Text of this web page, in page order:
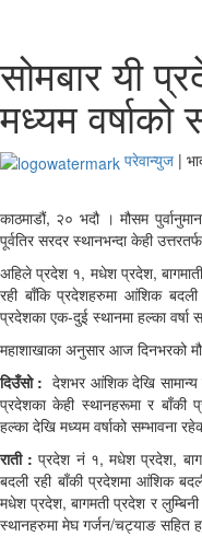
सोमबार यी
मध्यम वर्षाको
परेवान्युज |
काठमाडौं, २० भदौ । मौसम
पूर्वतिर सरदर स्थानभन्दा केही
अहिले प्रदेश १, मधेश प्रदेश,
रही बाँकि प्रदेशहरुमा आंशिक
प्रदेशका एक-दुई स्थानमा हल्का
महाशाखाका अनुसार आज दिनभरको
दिउँसो: देशभर आंशिक देखि
प्रदेशका केही स्थानहरूमा र बाँकी
हल्का देखि मध्यम वर्षाको सम्भावना
राती : प्रदेश नं १, मधेश प्रदेश,
बदली रही बाँकी प्रदेशमा आंशिक
मधेश प्रदेश, बागमती प्रदेश र
स्थानहरुमा मेघ गर्जन/चट्याङ सहित